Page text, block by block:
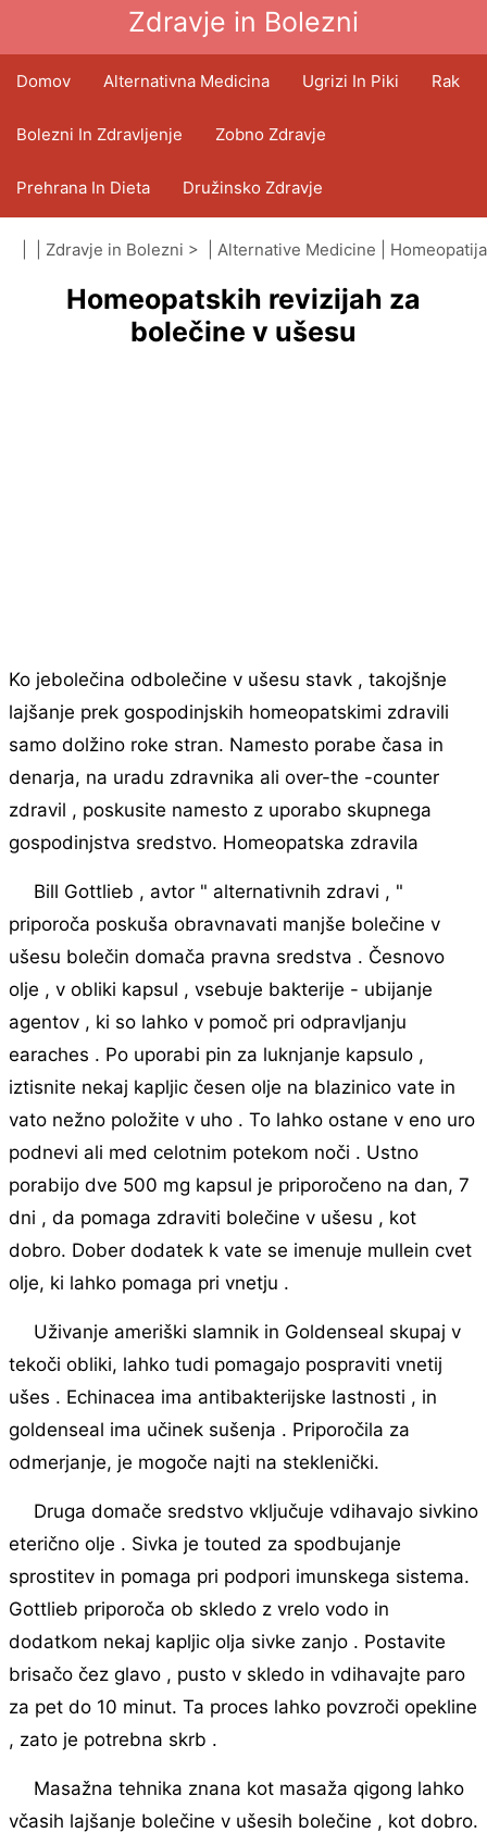
Zdravje in Bolezni
Domov Alternativna Medicina Ugrizi In Piki Rak
Bolezni In Zdravljenje Zobno Zdravje
Prehrana In Dieta Družinsko Zdravje
Zdravstveni Sektor Duševno Zdravje
Javno Zdravje In Varnost Operacije In Posegi
Zdravje in Bolezni > | Alternative Medicine Homeopatija
Homeopatskih revizijah za
bolečine v ušesu
Ko jebolečina odbolečine v ušesu stavk , takojšnje
lajšanje prek gospodinjskih homeopatskimi zdravili
samo dolžino roke stran. Namesto porabe časa in
denarja, na uradu zdravnika ali over-the -counter
zdravil , poskusite namesto z uporabo skupnega
gospodinjstva sredstvo. Homeopatska zdravila
Bill Gottlieb , avtor " alternativnih zdravi , "
priporoča poskuša obravnavati manjše bolečine v
ušesu bolečin domača pravna sredstva . Česnovo
olje , v obliki kapsul , vsebuje bakterije - ubijanje
agentov , ki so lahko v pomoč pri odpravljanju
earaches . Po uporabi pin za luknjanje kapsulo ,
iztisnite nekaj kapljic česen olje na blazinico vate in
vato nežno položite v uho . To lahko ostane v eno uro
podnevi ali med celotnim potekom noči . Ustno
porabijo dve 500 mg kapsul je priporočeno na dan, 7
dni , da pomaga zdraviti bolečine v ušesu , kot
dobro. Dober dodatek k vate se imenuje mullein cvet
olje, ki lahko pomaga pri vnetju .
Uživanje ameriški slamnik in Goldenseal skupaj v
tekoči obliki, lahko tudi pomagajo pospraviti vnetij
ušes . Echinacea ima antibakterijske lastnosti , in
goldenseal ima učinek sušenja . Priporočila za
odmerjanje, je mogoče najti na steklenički.
Druga domače sredstvo vključuje vdihavajo sivkino
eterično olje . Sivka je touted za spodbujanje
sprostitev in pomaga pri podpori imunskega sistema.
Gottlieb priporoča ob skledo z vrelo vodo in
dodatkom nekaj kapljic olja sivke zanjo . Postavite
brisačo čez glavo , pusto v skledo in vdihavajte paro
za pet do 10 minut. Ta proces lahko povzroči opekline
, zato je potrebna skrb .
Masažna tehnika znana kot masaža qigong lahko
včasih lajšanje bolečine v ušesih bolečine , kot dobro.